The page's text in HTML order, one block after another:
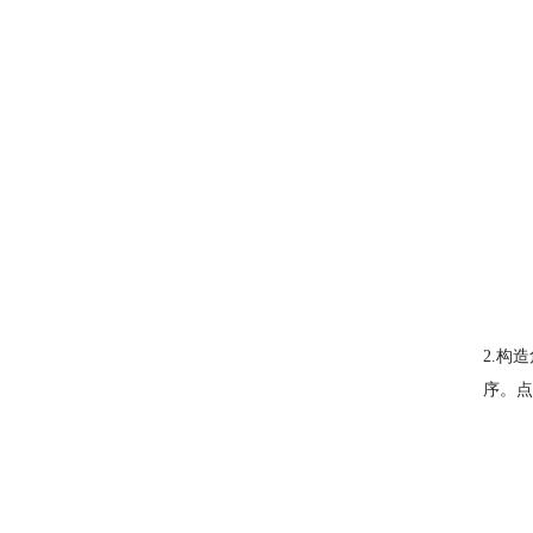
2.构
序。